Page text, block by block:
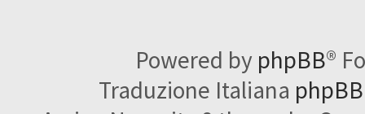
Powered by phpBB®
Traduzione Italiana